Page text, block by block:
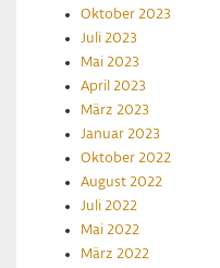
Oktober 2023
Juli 2023
Mai 2023
April 2023
März 2023
Januar 2023
Oktober 2022
August 2022
Juli 2022
Mai 2022
März 2022